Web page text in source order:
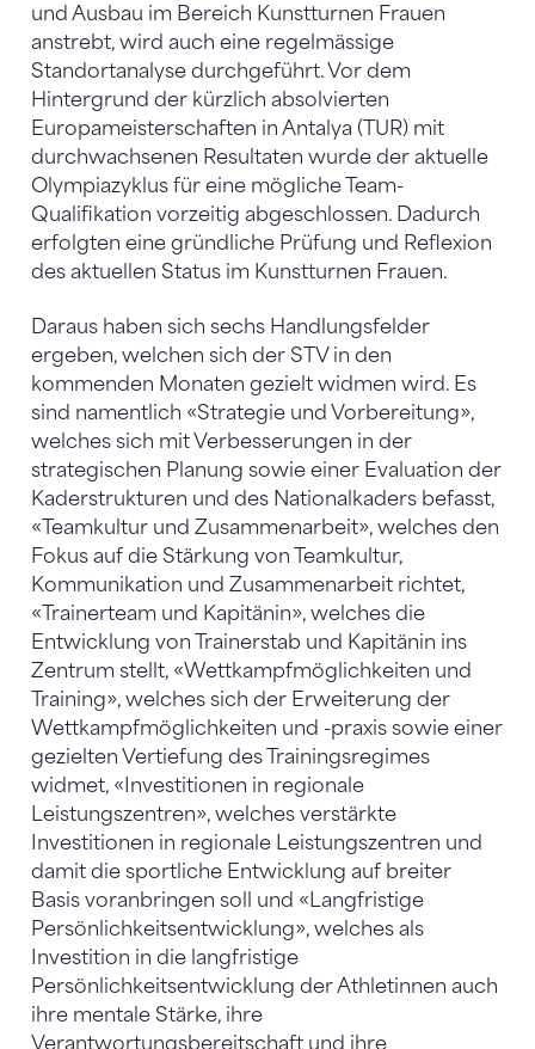
und Ausbau im Bereich Kunstturnen Frauen
anstrebt, wird auch eine regelmässige
Standortanalyse durchgeführt. Vor dem
Hintergrund der kürzlich absolvierten
Europameisterschaften in Antalya (TUR) mit
durchwachsenen Resultaten wurde der aktuelle
Olympiazyklus für eine mögliche Team-
Qualifikation vorzeitig abgeschlossen. Dadurch
erfolgten eine gründliche Prüfung und Reflexion
des aktuellen Status im Kunstturnen Frauen.
Daraus haben sich sechs Handlungsfelder
ergeben, welchen sich der STV in den
kommenden Monaten gezielt widmen wird. Es
sind namentlich «Strategie und Vorbereitung»,
welches sich mit Verbesserungen in der
strategischen Planung sowie einer Evaluation der
Kaderstrukturen und des Nationalkaders befasst,
«Teamkultur und Zusammenarbeit», welches den
Fokus auf die Stärkung von Teamkultur,
Kommunikation und Zusammenarbeit richtet,
«Trainerteam und Kapitänin», welches die
Entwicklung von Trainerstab und Kapitänin ins
Zentrum stellt, «Wettkampfmöglichkeiten und
Training», welches sich der Erweiterung der
Wettkampfmöglichkeiten und -praxis sowie einer
gezielten Vertiefung des Trainingsregimes
widmet, «Investitionen in regionale
Leistungszentren», welches verstärkte
Investitionen in regionale Leistungszentren und
damit die sportliche Entwicklung auf breiter
Basis voranbringen soll und «Langfristige
Persönlichkeitsentwicklung», welches als
Investition in die langfristige
Persönlichkeitsentwicklung der Athletinnen auch
ihre mentale Stärke, ihre
Verantwortungsbereitschaft und ihre